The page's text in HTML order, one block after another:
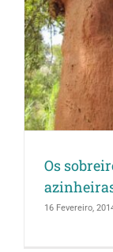
Os
16 Fevereiro,